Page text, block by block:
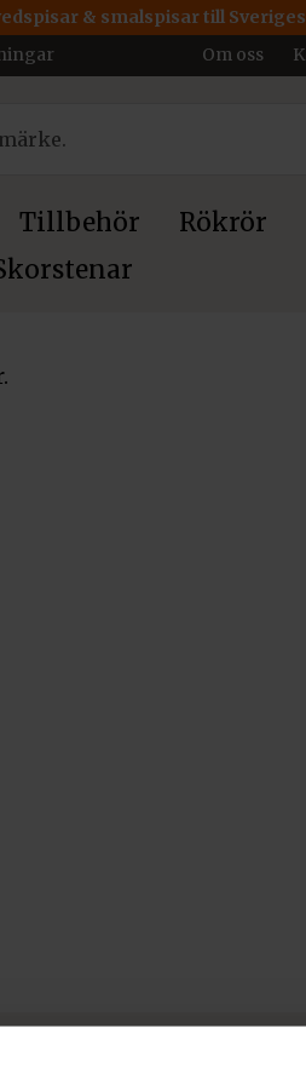
& smalspisar till
Om oss
Tillbehör Rökrör